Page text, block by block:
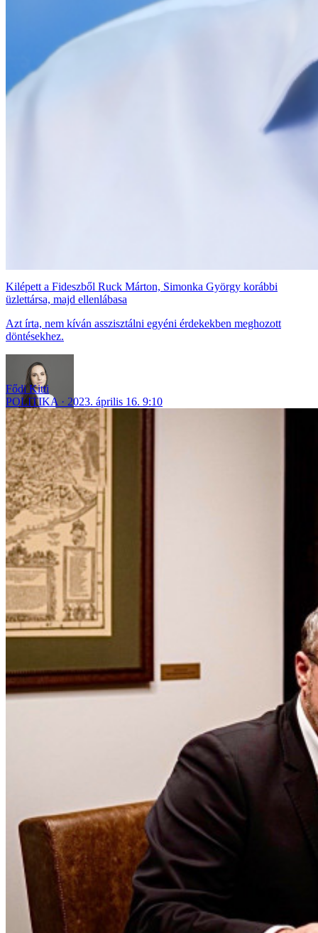
Kilépett a Fideszből Ruck Márton, Simonka György korábbi
üzlettársa, majd ellenlábasa
Azt írta, nem kíván asszisztálni egyéni érdekekben meghozott
döntésekhez.
Fődi Kitti
POLITIKA
2023. április 16. 9:10